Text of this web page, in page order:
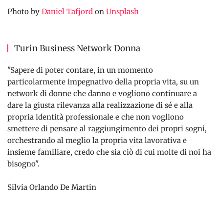
Photo by Daniel Tafjord on Unsplash
Turin Business Network Donna
"Sapere di poter contare, in un momento
particolarmente impegnativo della propria vita, su un
network di donne che danno e vogliono continuare a
dare la giusta rilevanza alla realizzazione di sé e alla
propria identità professionale e che non vogliono
smettere di pensare al raggiungimento dei propri sogni,
orchestrando al meglio la propria vita lavorativa e
insieme familiare, credo che sia ciò di cui molte di noi ha
bisogno".
Silvia Orlando De Martin